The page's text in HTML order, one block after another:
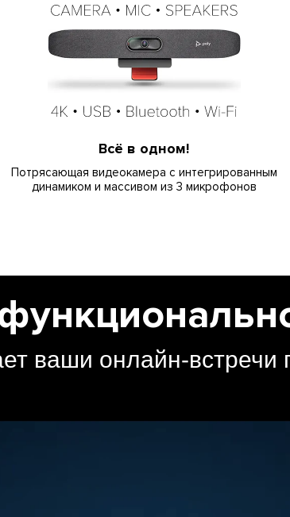
Всё в одном!
Потрясающая видеокамера с интегрированным
динамиком и массивом из 3 микрофонов
ваши онлайн-